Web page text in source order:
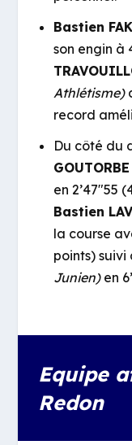
Bastien
son engin à
Athlétisme)
record
Du côté du
GOUTORBE
en 2’47″55
Bastien
la course
points) suivi
Junien)en
Equipe
Redon